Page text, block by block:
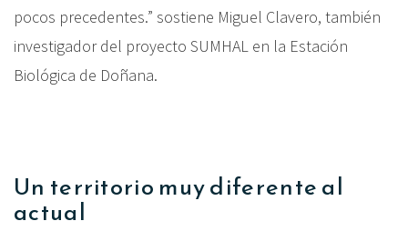
pocos precedentes.” sostiene Miguel Clavero, también
investigador del proyecto SUMHAL en la Estación
Biológica de Doñana.
Un territorio muy diferente al
actual